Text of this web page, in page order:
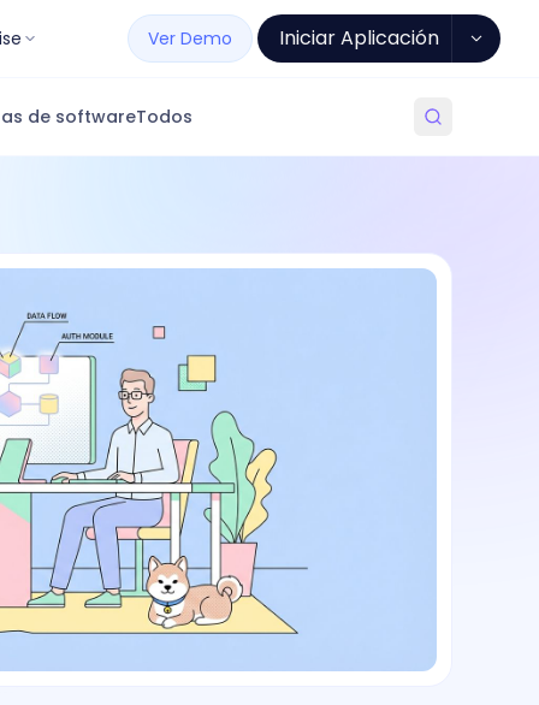
Ver Demo Iniciar Aplicación
de softwareTodos